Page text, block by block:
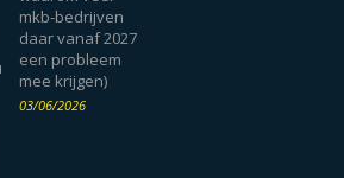
mkb-bedrijven
daar vanaf 2027
een probleem
mee krijgen)
03/06/2026